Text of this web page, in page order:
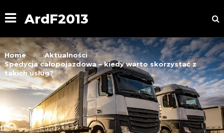
ArdF2013
Home
Aktualności
Spedycja całopojazdowa – kiedy warto skorzystać z
takich usług?